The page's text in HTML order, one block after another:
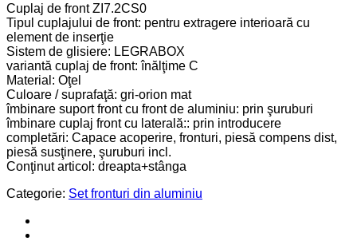
Cuplaj de front ZI7.2CS0
Tipul cuplajului de front: pentru extragere interioară cu
element de inserţie
Sistem de glisiere: LEGRABOX
variantă cuplaj de front: înălţime C
Material: Oţel
Culoare / suprafaţă: gri-orion mat
îmbinare suport front cu front de aluminiu: prin şuruburi
îmbinare cuplaj front cu laterală:: prin introducere
completări: Capace acoperire, fronturi, piesă compens dist,
piesă susţinere, şuruburi incl.
Conţinut articol: dreapta+stânga
Categorie: Set fronturi din aluminiu